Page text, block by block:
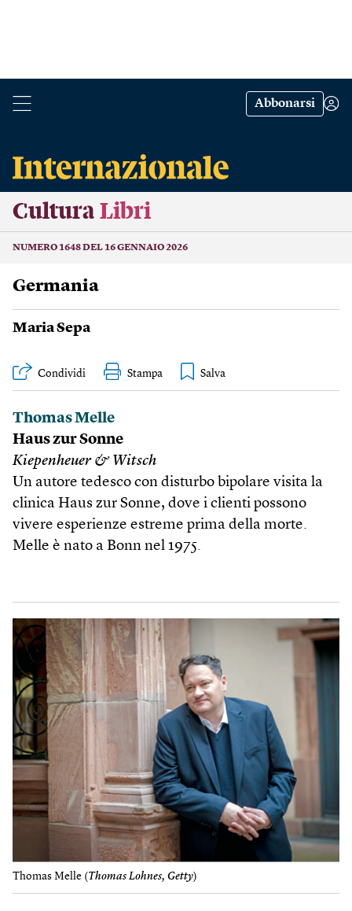
Abbonarsi
Cultura Libri
NUMERO 1648 DEL 16 GENNAIO 2026
Germania
Maria Sepa
Condividi Stampa
Thomas Melle
Haus zur Sonne
Kiepenheuer & Witsch
Un autore tedesco con disturbo bipolare visita la
clinica Haus zur Sonne, dove i clienti possono
vivere esperienze estreme prima della morte.
Melle è nato a Bonn nel 1975.
Thomas Melle (Thomas Lohnes, Getty)